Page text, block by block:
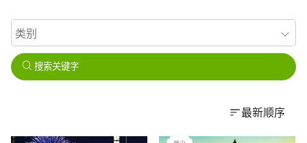
搜索关键字
最新顺序